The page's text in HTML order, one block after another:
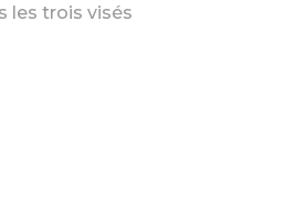
les trois visés